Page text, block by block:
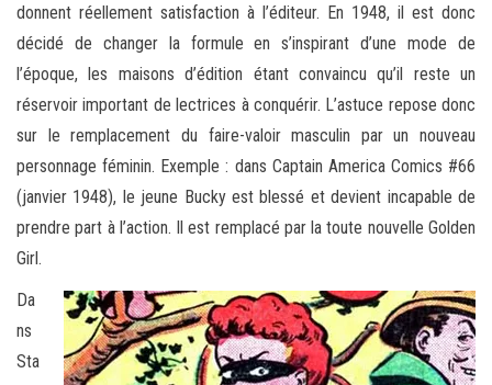
donnent réellement satisfaction à l’éditeur. En 1948, il est donc
décidé de changer la formule en s’inspirant d’une mode de
l’époque, les maisons d’édition étant convaincu qu’il reste un
réservoir important de lectrices à conquérir. L’astuce repose donc
sur le remplacement du faire-valoir masculin par un nouveau
personnage féminin. Exemple : dans Captain America Comics #66
(janvier 1948), le jeune Bucky est blessé et devient incapable de
prendre part à l’action. Il est remplacé par la toute nouvelle Golden
Girl.
Da
ns
Sta